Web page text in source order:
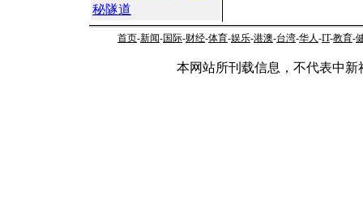
秘隧道
首页-新闻-国际-财经-体育-娱乐-港澳-台湾-华人-IT-教育-
本网站所刊载信息，不代表中